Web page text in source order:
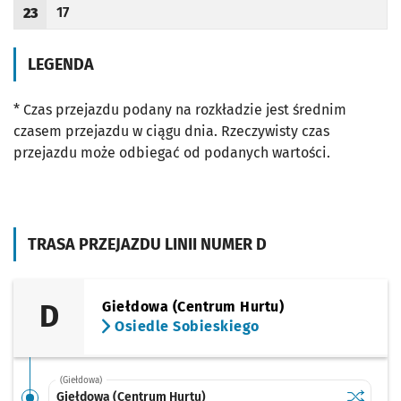
TRASA PRZEJAZDU LINII NUMER D
D
Giełdowa (Centrum Hurtu)
Osiedle Sobieskiego
(Giełdowa)
Giełdowa (Centrum Hurtu) Sprawdź
Godzina odjazdu
23
Odjazd
17
minut po godzinie 23
LEGENDA
* Czas przejazdu podany na rozkładzie jest średnim
czasem przejazdu w ciągu dnia. Rzeczywisty czas
przejazdu może odbiegać od podanych wartości.